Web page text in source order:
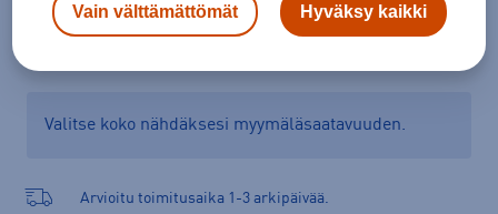
Tarkista saatavuus ja tilaa myymälästä
Valitse koko nähdäksesi myymäläsaatavuuden.
Arvioitu toimitusaika 1-3 arkipäivää.
Vain välttämättömät Hyväksy kaikki